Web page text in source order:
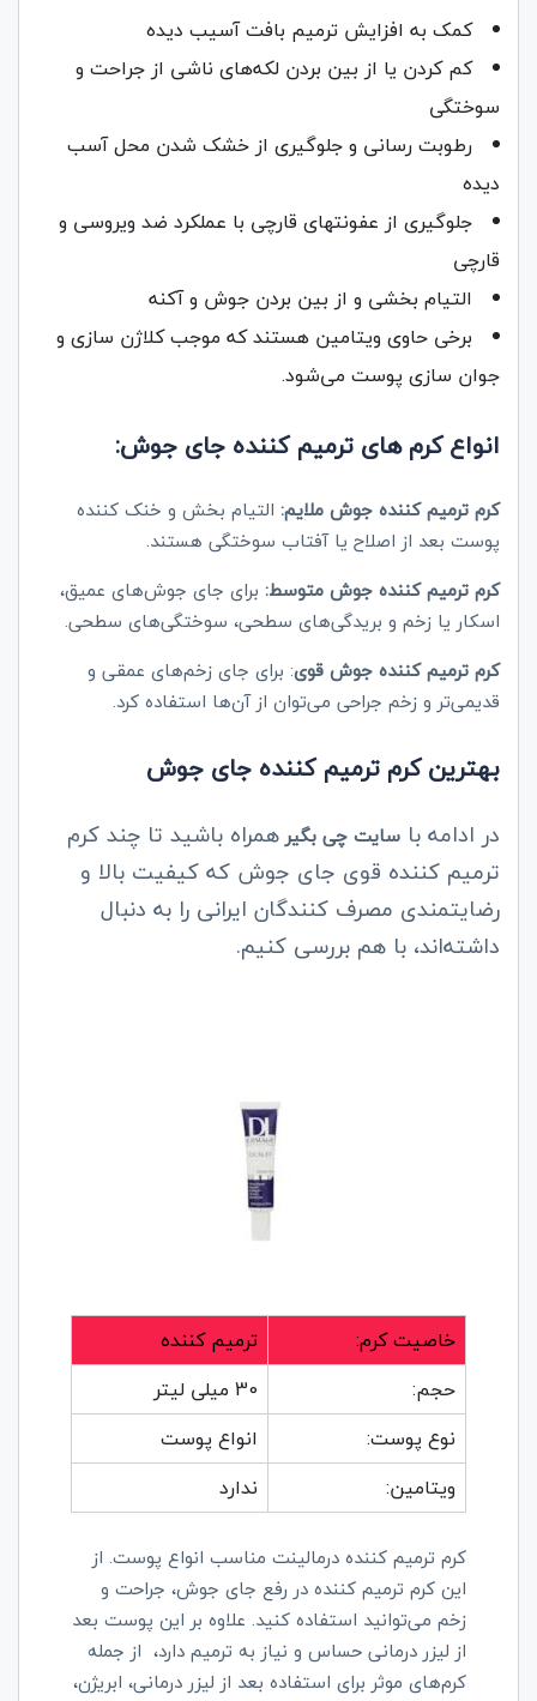
کمک به افزایش ترمیم بافت آسیب دیده
کم کردن یا از بین بردن لکه‌های ناشی از جراحت و
سوختگی
رطوبت رسانی و جلوگیری از خشک شدن محل آسب
دیده
جلوگیری از عفونتهای قارچی با عملکرد ضد ویروسی و
قارچی
التیام بخشی و از بین بردن جوش‌ و آکنه
برخی حاوی ویتامین هستند که موجب کلاژن سازی و
جوان سازی پوست می‌شود.
انواع کرم های ترمیم کننده جای جوش:
کرم ترمیم کننده جوش ملایم: التیام بخش و خنک کننده
پوست بعد از اصلاح یا آفتاب سوختگی هستند.
کرم ترمیم کننده جوش متوسط: برای جای جوش‌های عمیق،
اسکار یا زخم و بریدگی‌های سطحی، سوختگی‌های سطحی.
کرم ترمیم کننده جوش قوی: برای جای زخم‌های عمقی و
قدیمی‌تر و زخم جراحی می‌توان از آن‌ها استفاده کرد.
بهترین کرم ترمیم کننده جای جوش
در ادامه با سایت چی بگیر همراه باشید تا چند کرم
ترمیم کننده قوی جای جوش که کیفیت بالا و
رضایتمندی مصرف کنندگان ایرانی را به دنبال
داشته‌اند، با هم بررسی کنیم.
خاصیت کرم:
ترمیم کننده
حجم:
30 میلی لیتر
نوع پوست:
انواع پوست
ویتامین:
ندارد
کرم ترمیم کننده درمالینت مناسب انواع پوست. از
این کرم ترمیم کننده در رفع جای جوش، جراحت و
زخم می‌توانید استفاده کنید. علاوه بر این پوست بعد
از لیزر درمانی حساس و نیاز به ترمیم دارد، از جمله
کرم‌های موثر برای استفاده بعد از لیزر درمانی، ابریژن،